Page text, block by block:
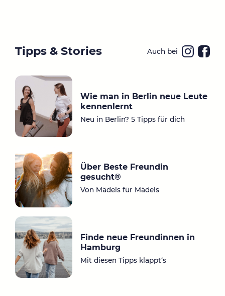
Tipps & Stories Auch bei
a
ok
Wie man in Berlin neue Leute
kennenlernt
Neu in Berlin? 5 Tipps für dich
Über Beste Freundin
gesucht®
Von Mädels für Mädels
Finde neue Freundinnen in
Hamburg
Mit diesen Tipps klappt‘s